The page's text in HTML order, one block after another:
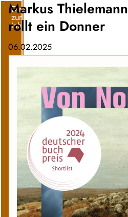
Direkt
zum
Inhalt
Markus
rollt ein Donner
06.02.2025